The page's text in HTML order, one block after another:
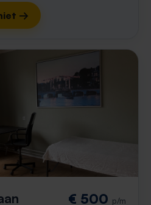
→
€ 500 p/m